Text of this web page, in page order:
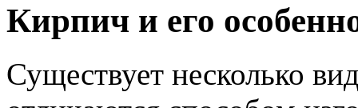
Кирпич и его
Существует несколько